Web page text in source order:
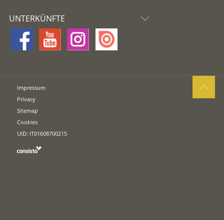
UNTERKÜNFTE
Impressum
Privacy
Sitemap
Cookies
UID: IT01608700215